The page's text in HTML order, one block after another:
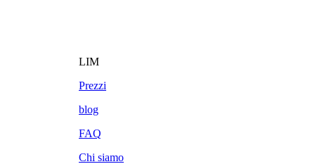
LIM
Prezzi
blog
FAQ
Chi siamo